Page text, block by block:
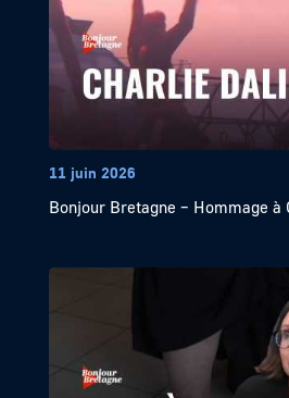
11 juin 2026
Bonjour Bretagne – Hommage à